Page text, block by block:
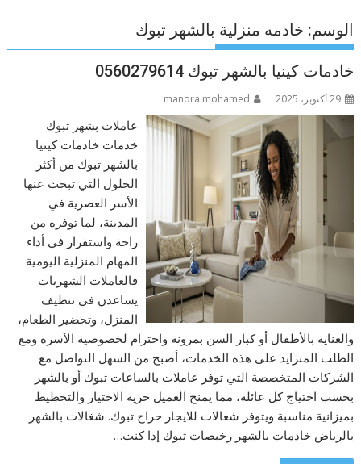
الوسم: خادمه منزلية بالشهر تبوك
خادمات كينيا بالشهر تبوك 0560279614
29 أكتوبر، 2025 manora mohamed
عاملات بشهر تبوك
خدمات خادمات كينيا
بالشهر تبوك من أكثر
الحلول التي تبحث عنها
الأسر العصرية في
المدينة، لما توفره من
راحة واستقرار في أداء
المهام المنزلية اليومية
فالعاملات الشهريات
يساعدن في تنظيف
المنزل، وتحضير الطعام،
والعناية بالأطفال أو كبار السن بمرونة واحترام لخصوصية الأسرة ومع
الطلب المتزايد على هذه الخدمات، أصبح من السهل التواصل مع
الشركات المتخصصة التي توفر عاملات بالساعات تبوك أو بالشهر
بحسب احتياج كل عائلة، مما يمنح العميل حرية الاختيار والتخطيط
بميزانية مناسبة ويتوفر شغالات للايجار حراج تبوك. شغالات بالشهر
بالرياض خادمات بالشهر رخيصات تبوك إذا كنت…